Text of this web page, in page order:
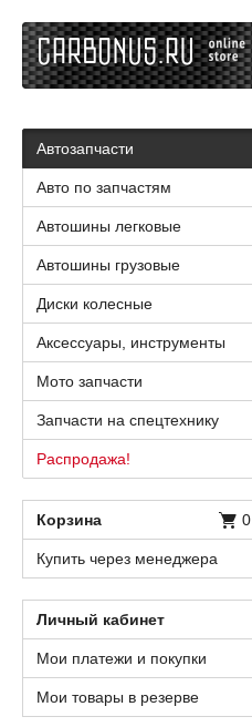
Автозапчасти
Авто по запчастям
Автошины легковые
Автошины грузовые
Диски колесные
Аксессуары, инструменты
Мото запчасти
Запчасти на спецтехнику
Распродажа!
Корзина 0
Купить через менеджера
Личный кабинет
Мои платежи и покупки
Мои товары в резерве